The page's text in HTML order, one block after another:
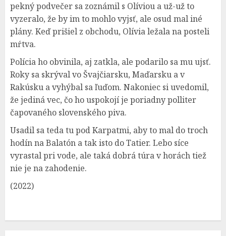
pekný podvečer sa zoznámil s Olíviou a už-už to
vyzeralo, že by im to mohlo vyjsť, ale osud mal iné
plány. Keď prišiel z obchodu, Olívia ležala na posteli
mŕtva.
Polícia ho obvinila, aj zatkla, ale podarilo sa mu ujsť.
Roky sa skrýval vo Švajčiarsku, Maďarsku a v
Rakúsku a vyhýbal sa ľuďom. Nakoniec si uvedomil,
že jediná vec, čo ho uspokojí je poriadny polliter
čapovaného slovenského piva.
Usadil sa teda tu pod Karpatmi, aby to mal do troch
hodín na Balatón a tak isto do Tatier. Lebo síce
vyrastal pri vode, ale taká dobrá túra v horách tiež
nie je na zahodenie.
(2022)